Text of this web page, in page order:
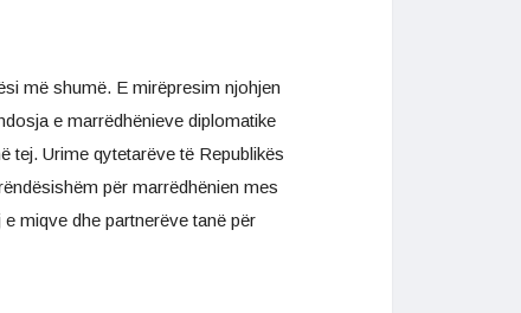
më shumë. E mirëpresim njohjen
e marrëdhënieve diplomatike
tej. Urime qytetarëve të Republikës
për marrëdhënien mes
miqve dhe partnerëve tanë për